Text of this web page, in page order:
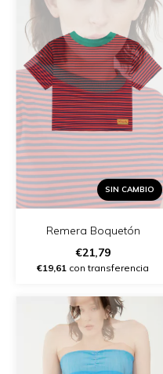
SIN CAMBIO
Remera Boquetón
€21,79
€19,61 con transferencia